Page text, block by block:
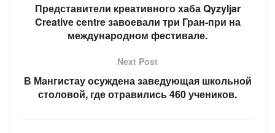
Представители креативного хаба Qyzyljar
Creative centre завоевали три Гран-при на
международном фестивале.
Next Post
В Мангистау осуждена заведующая школьной
столовой, где отравились 460 учеников.